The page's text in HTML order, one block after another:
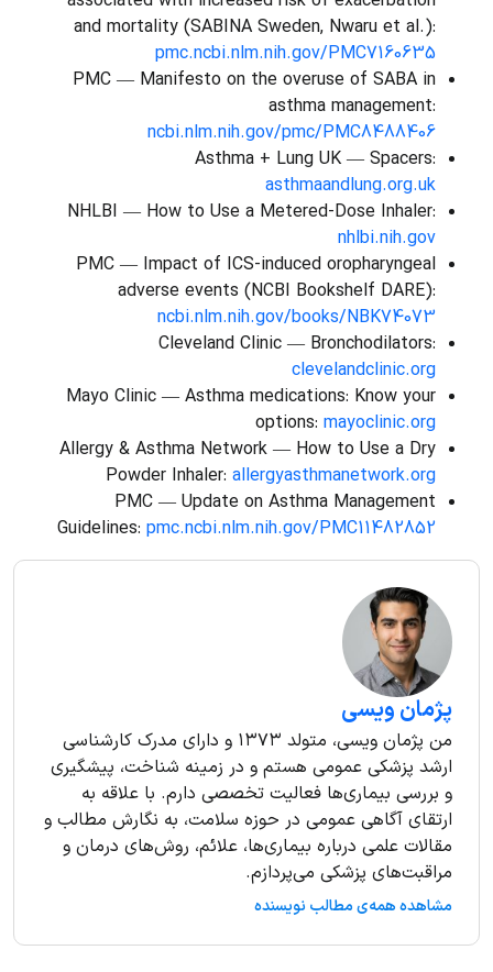
and mortality (SABINA Sweden, Nwaru et al.):
pmc.ncbi.nlm.nih.gov/PMC7160635
PMC — Manifesto on the overuse of SABA in
asthma management:
ncbi.nlm.nih.gov/pmc/PMC8488406
Asthma + Lung UK — Spacers:
asthmaandlung.org.uk
NHLBI — How to Use a Metered-Dose Inhaler:
nhlbi.nih.gov
PMC — Impact of ICS-induced oropharyngeal
adverse events (NCBI Bookshelf DARE):
ncbi.nlm.nih.gov/books/NBK74073
Cleveland Clinic — Bronchodilators:
clevelandclinic.org
Mayo Clinic — Asthma medications: Know your
options: mayoclinic.org
Allergy & Asthma Network — How to Use a Dry
Powder Inhaler: allergyasthmanetwork.org
PMC — Update on Asthma Management
Guidelines: pmc.ncbi.nlm.nih.gov/PMC11482852
پژمان ویسی
من پژمان ویسی، متولد ۱۳۷۳ و دارای مدرک کارشناسی
ارشد پزشکی عمومی هستم و در زمینه شناخت، پیشگیری
و بررسی بیماری‌ها فعالیت تخصصی دارم. با علاقه به
ارتقای آگاهی عمومی در حوزه سلامت، به نگارش مطالب و
مقالات علمی درباره بیماری‌ها، علائم، روش‌های درمان و
مراقبت‌های پزشکی می‌پردازم.
مشاهده همه‌ی مطالب نویسنده